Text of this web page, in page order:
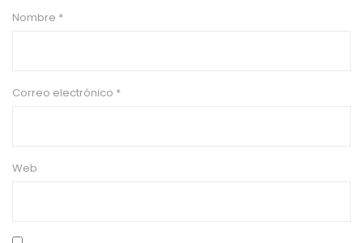
Nombre *
Correo electrónico *
Web